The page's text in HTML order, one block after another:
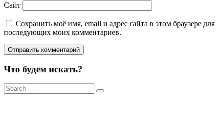
Сайт
Сохранить моё имя, email и адрес сайта в этом браузере для
последующих моих комментариев.
Что будем искать?
Результаты
поиска